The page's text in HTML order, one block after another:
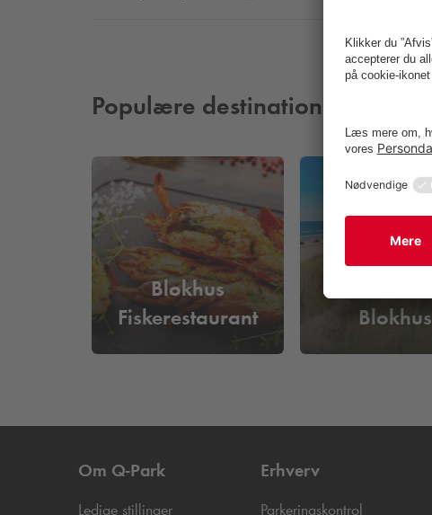
Populære destinationer
Blokhus
Fiskerestaurant
Blokhus
Om Q-Park
Ledige stillinger
Erhverv
Parkeringskontrol